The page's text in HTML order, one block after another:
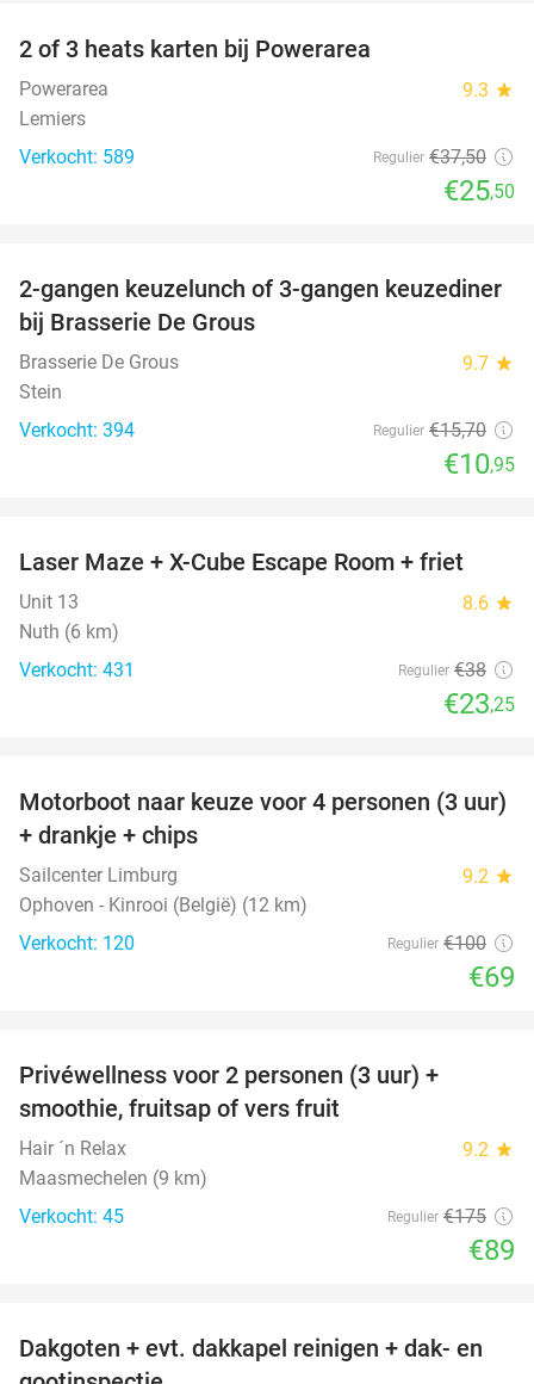
2 of 3 heats karten bij Powerarea
Powerarea 9.3 star
Lemiers
Verkocht: 589
Regulier €37,50
€25,50
30%
2-gangen keuzelunch of 3-gangen keuzediner
bij Brasserie De Grous
Brasserie De Grous 9.7 star
Stein
Verkocht: 394
Regulier €15,70
€10,95
39%
Laser Maze + X-Cube Escape Room + friet
Unit 13 8.6 star
Nuth (6 km)
Verkocht: 431
Regulier €38
€23,25
31%
Motorboot naar keuze voor 4 personen (3 uur)
+ drankje + chips
Sailcenter Limburg 9.2 star
Ophoven - Kinrooi (België) (12 km)
Verkocht: 120
Regulier €100
€69
Privéwellness voor 2 personen (3 uur) +
smoothie, fruitsap of vers fruit
Hair ´n Relax 9.2 star
Maasmechelen (9 km)
Verkocht: 45
Regulier €175
€89
41%
Dakgoten + evt. dakkapel reinigen + dak- en